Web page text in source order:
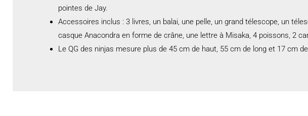
pointes de Jay.
Accessoires inclus : 3 livres, un balai, une pelle, un grand télescope, un
casque Anacondra en forme de crâne, une lettre à Misaka, 4 poissons, 2
Le QG des ninjas mesure plus de 45 cm de haut, 55 cm de long et 17 cm